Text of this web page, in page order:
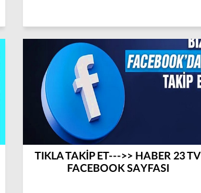
TIKLA TAKİP ET--->> HABER 23 TV
FACEBOOK SAYFASI